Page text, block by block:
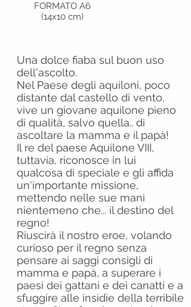
FORMATO A6
(14x10 cm)
Una dolce fiaba sul buon uso
dell'ascolto.
Nel Paese degli aquiloni, poco
distante dal castello di vento,
vive un giovane aquilone pieno
di qualità, salvo quella.. di
ascoltare la mamma e il papà!
Il re del paese Aquilone VIII,
tuttavia, riconosce in lui
qualcosa di speciale e gli affida
un'importante missione,
mettendo nelle sue mani
nientemeno che... il destino del
regno!
Riuscirà il nostro eroe, volando
curioso per il regno senza
pensare ai saggi consigli di
mamma e papà, a superare i
paesi dei gattani e dei canatti e a
sfuggire alle insidie della terribile